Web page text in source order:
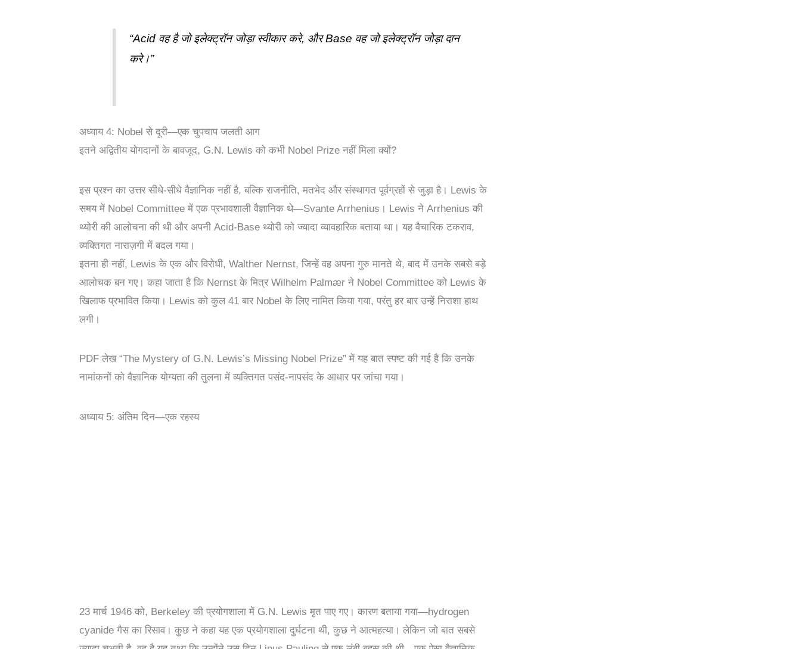
“Acid वह है जो इलेक्ट्रॉन जोड़ा स्वीकार करे, और Base वह जो इलेक्ट्रॉन जोड़ा दान
करे।”
अध्याय 4: Nobel से दूरी—एक चुपचाप जलती आग
इतने अद्वितीय योगदानों के बावजूद, G.N. Lewis को कभी Nobel Prize नहीं मिला क्यों?
इस प्रश्न का उत्तर सीधे-सीधे वैज्ञानिक नहीं है, बल्कि राजनीति, मतभेद और संस्थागत पूर्वग्रहों से जुड़ा है। Lewis के
समय में Nobel Committee में एक प्रभावशाली वैज्ञानिक थे—Svante Arrhenius। Lewis ने Arrhenius की
थ्योरी की आलोचना की थी और अपनी Acid-Base थ्योरी को ज्यादा व्यावहारिक बताया था। यह वैचारिक टकराव,
व्यक्तिगत नाराज़गी में बदल गया।
इतना ही नहीं, Lewis के एक और विरोधी, Walther Nernst, जिन्हें वह अपना गुरु मानते थे, बाद में उनके सबसे बड़े
आलोचक बन गए। कहा जाता है कि Nernst के मित्र Wilhelm Palmær ने Nobel Committee को Lewis के
खिलाफ प्रभावित किया। Lewis को कुल 41 बार Nobel के लिए नामित किया गया, परंतु हर बार उन्हें निराशा हाथ
लगी।
PDF लेख “The Mystery of G.N. Lewis’s Missing Nobel Prize” में यह बात स्पष्ट की गई है कि उनके
नामांकनों को वैज्ञानिक योग्यता की तुलना में व्यक्तिगत पसंद-नापसंद के आधार पर जांचा गया।
अध्याय 5: अंतिम दिन—एक रहस्य
23 मार्च 1946 को, Berkeley की प्रयोगशाला में G.N. Lewis मृत पाए गए। कारण बताया गया—hydrogen
cyanide गैस का रिसाव। कुछ ने कहा यह एक प्रयोगशाला दुर्घटना थी, कुछ ने आत्महत्या। लेकिन जो बात सबसे